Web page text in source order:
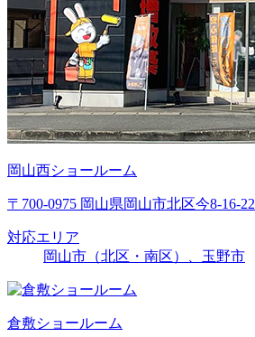
岡山西ショールーム
〒700-0975 岡山県岡山市北区今8-16-22
対応エリア
岡山市（北区・南区）、玉野市
倉敷ショールーム